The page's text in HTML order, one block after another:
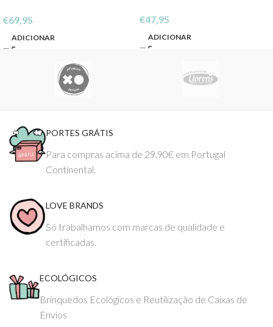
€69,95
ADICIONAR
€47,95
ADICIONAR
PORTES GRÁTIS
Para compras acima de 29.90€ em Portugal
Continental.
LOVE BRANDS
Só trabalhamos com marcas de qualidade e
certificadas.
ECOLÓGICOS
Brinquedos Ecológicos e Reutilização de Caixas de
Envios